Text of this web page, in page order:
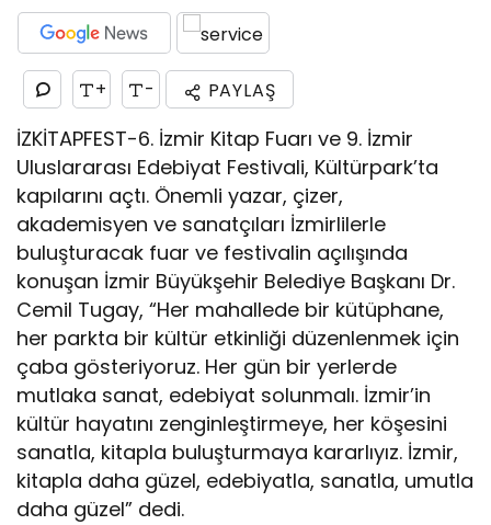
+ - PAYLAŞ
İZKİTAPFEST-6. İzmir Kitap Fuarı ve 9. İzmir
Uluslararası Edebiyat Festivali, Kültürpark’ta
kapılarını açtı. Önemli yazar, çizer,
akademisyen ve sanatçıları İzmirlilerle
buluşturacak fuar ve festivalin açılışında
konuşan İzmir Büyükşehir Belediye Başkanı Dr.
Cemil Tugay, “Her mahallede bir kütüphane,
her parkta bir kültür etkinliği düzenlenmek için
çaba gösteriyoruz. Her gün bir yerlerde
mutlaka sanat, edebiyat solunmalı. İzmir’in
kültür hayatını zenginleştirmeye, her köşesini
sanatla, kitapla buluşturmaya kararlıyız. İzmir,
kitapla daha güzel, edebiyatla, sanatla, umutla
daha güzel” dedi.